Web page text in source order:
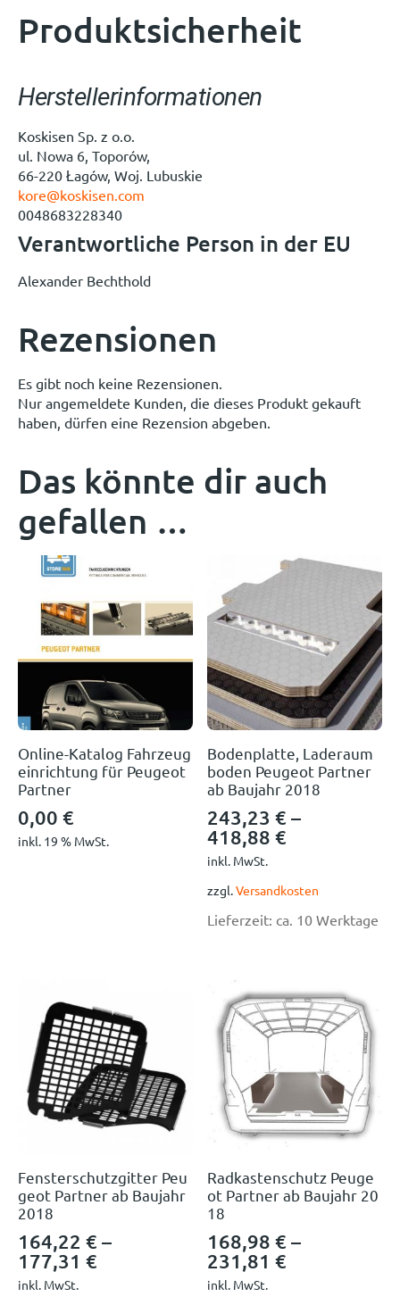
Produktsicherheit
Herstellerinformationen
Koskisen Sp. z o.o.
ul. Nowa 6, Toporów,
66-220 Łagów, Woj. Lubuskie
kore@koskisen.com
0048683228340
Verantwortliche Person in der EU
Alexander Bechthold
Rezensionen
Es gibt noch keine Rezensionen.
Nur angemeldete Kunden, die dieses Produkt gekauft
haben, dürfen eine Rezension abgeben.
Das könnte dir auch
gefallen …
Online-Katalog Fahrzeug
einrichtung für Peugeot
Partner
0,00 €
inkl. 19 % MwSt.
Bodenplatte, Laderaum
boden Peugeot Partner
ab Baujahr 2018
243,23€ –
418,88€
inkl. MwSt.
zzgl.Versandkosten
Lieferzeit: ca. 10 Werktage
Fensterschutzgitter Peu
geot Partner ab Baujahr
2018
164,22 € –
177,31 €
inkl. MwSt.
Radkastenschutz Peuge
ot Partner ab Baujahr 20
18
168,98€ –
231,81€
inkl. MwSt.